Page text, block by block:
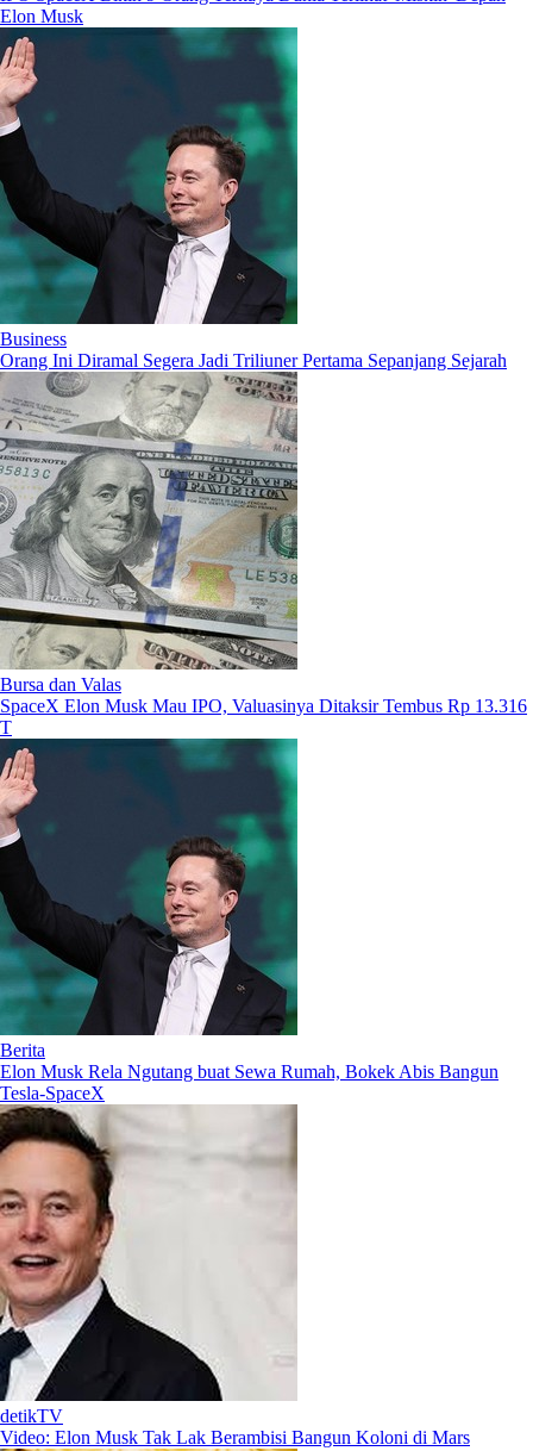
Elon Musk
Business
Orang Ini Diramal Segera Jadi Triliuner Pertama Sepanjang Sejarah
Bursa dan Valas
SpaceX Elon Musk Mau IPO, Valuasinya Ditaksir Tembus Rp 13.316
T
Berita
Elon Musk Rela Ngutang buat Sewa Rumah, Bokek Abis Bangun
Tesla-SpaceX
detikTV
Video: Elon Musk Tak Lak Berambisi Bangun Koloni di Mars